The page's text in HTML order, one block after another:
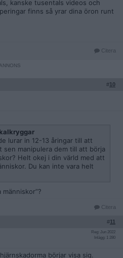
kanske tusentals videos och
finns så yrar dina öron runt
Citera
#10
kalkryggar
lurar in 12-13 åringar till att
sen manipulera dem till att börja
Helt okej i din värld med att
Du kan inte vara helt
människor”?
Citera
#11
Reg: Jun 2022
Inlägg: 1 280
börjar visa sig.